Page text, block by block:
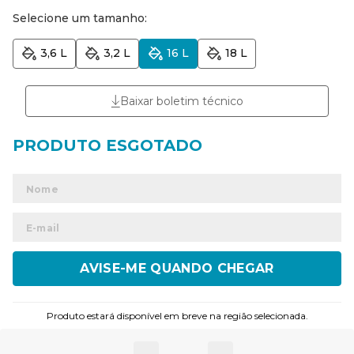
Selecione um tamanho:
3,6 L 3,2 L 16 L 18 L
Baixar boletim técnico
ENVIAR
Produto estará disponível em breve na região selecionada.